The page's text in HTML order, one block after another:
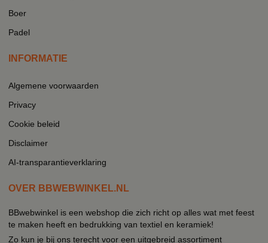
Boer
Padel
INFORMATIE
Algemene voorwaarden
Privacy
Cookie beleid
Disclaimer
AI-transparantieverklaring
OVER BBWEBWINKEL.NL
BBwebwinkel is een webshop die zich richt op alles wat met feest
te maken heeft en bedrukking van textiel en keramiek!
Zo kun je bij ons terecht voor een uitgebreid assortiment